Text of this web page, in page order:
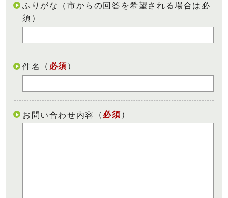
ふりがな（市からの回答を希望される場合は必
須）
件名 （ 必須 ）
お問い合わせ内容 （ 必須 ）